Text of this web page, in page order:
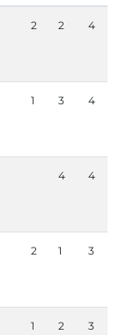
2 2 4
1 3 4
4 4
2 1 3
1 2 3